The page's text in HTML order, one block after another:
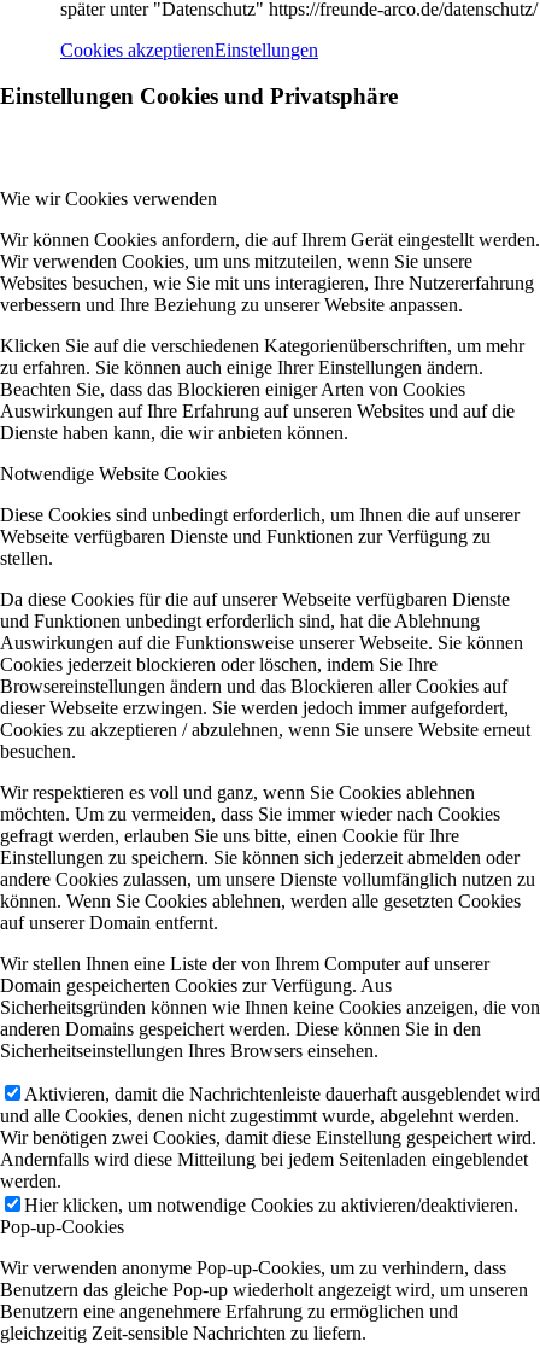
später unter "Datenschutz" https://freunde-arco.de/datenschutz/
Cookies akzeptierenEinstellungen
Einstellungen Cookies und Privatsphäre
Wie wir Cookies verwenden
Wir können Cookies anfordern, die auf Ihrem Gerät eingestellt werden.
Wir verwenden Cookies, um uns mitzuteilen, wenn Sie unsere
Websites besuchen, wie Sie mit uns interagieren, Ihre Nutzererfahrung
verbessern und Ihre Beziehung zu unserer Website anpassen.
Klicken Sie auf die verschiedenen Kategorienüberschriften, um mehr
zu erfahren. Sie können auch einige Ihrer Einstellungen ändern.
Beachten Sie, dass das Blockieren einiger Arten von Cookies
Auswirkungen auf Ihre Erfahrung auf unseren Websites und auf die
Dienste haben kann, die wir anbieten können.
Notwendige Website Cookies
Diese Cookies sind unbedingt erforderlich, um Ihnen die auf unserer
Webseite verfügbaren Dienste und Funktionen zur Verfügung zu
stellen.
Da diese Cookies für die auf unserer Webseite verfügbaren Dienste
und Funktionen unbedingt erforderlich sind, hat die Ablehnung
Auswirkungen auf die Funktionsweise unserer Webseite. Sie können
Cookies jederzeit blockieren oder löschen, indem Sie Ihre
Browsereinstellungen ändern und das Blockieren aller Cookies auf
dieser Webseite erzwingen. Sie werden jedoch immer aufgefordert,
Cookies zu akzeptieren / abzulehnen, wenn Sie unsere Website erneut
besuchen.
Wir respektieren es voll und ganz, wenn Sie Cookies ablehnen
möchten. Um zu vermeiden, dass Sie immer wieder nach Cookies
gefragt werden, erlauben Sie uns bitte, einen Cookie für Ihre
Einstellungen zu speichern. Sie können sich jederzeit abmelden oder
andere Cookies zulassen, um unsere Dienste vollumfänglich nutzen zu
können. Wenn Sie Cookies ablehnen, werden alle gesetzten Cookies
auf unserer Domain entfernt.
Wir stellen Ihnen eine Liste der von Ihrem Computer auf unserer
Domain gespeicherten Cookies zur Verfügung. Aus
Sicherheitsgründen können wie Ihnen keine Cookies anzeigen, die von
anderen Domains gespeichert werden. Diese können Sie in den
Sicherheitseinstellungen Ihres Browsers einsehen.
Aktivieren, damit die Nachrichtenleiste dauerhaft ausgeblendet wird
und alle Cookies, denen nicht zugestimmt wurde, abgelehnt werden.
Wir benötigen zwei Cookies, damit diese Einstellung gespeichert wird.
Andernfalls wird diese Mitteilung bei jedem Seitenladen eingeblendet
werden.
Hier klicken, um notwendige Cookies zu aktivieren/deaktivieren.
Pop-up-Cookies
Wir verwenden anonyme Pop-up-Cookies, um zu verhindern, dass
Benutzern das gleiche Pop-up wiederholt angezeigt wird, um unseren
Benutzern eine angenehmere Erfahrung zu ermöglichen und
gleichzeitig Zeit-sensible Nachrichten zu liefern.